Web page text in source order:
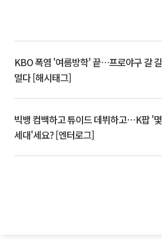
KBO 폭염 '여름방학' 끝…프로야구 갈 길
멀다 [해시태그]
빅뱅 컴백하고 튜이드 데뷔하고⋯K팝 '몇
세대'세요? [엔터로그]